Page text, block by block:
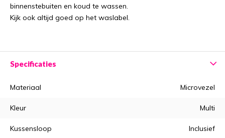
binnenstebuiten en koud te wassen.
Kijk ook altijd goed op het waslabel.
Specificaties
Materiaal Microvezel
Kleur Multi
Kussensloop Inclusief